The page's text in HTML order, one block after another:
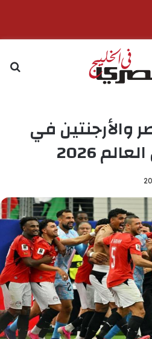
والأرجنتين في